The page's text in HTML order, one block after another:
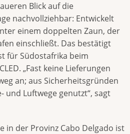
Blick auf die
nachvollziehbar: Entwickelt
einem doppelten Zaun, der
einschließt. Das bestätigt
für Südostafrika beim
„Fast keine Lieferungen
an; aus Sicherheitsgründen
und Luftwege genutzt“, sagt
in der Provinz Cabo Delgado ist